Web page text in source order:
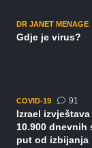
DR JANET MENAGE
Gdje je virus?
COVID-19 91
Izrael
10.900 dnevnih
put od izbijanja